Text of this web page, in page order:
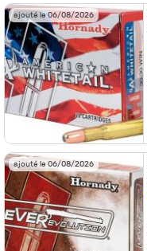
ajouté le 06/08/2026
ajouté le 06/08/2026